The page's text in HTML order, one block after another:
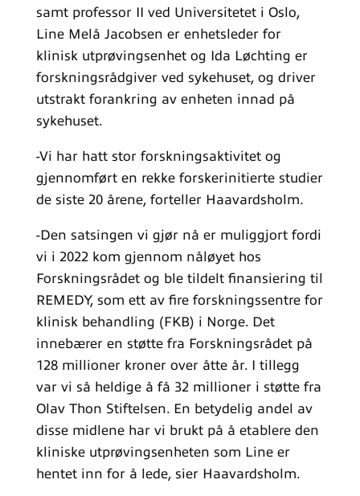
samt professor II ved Universitetet i Oslo,
Line Melå Jacobsen er enhetsleder for
klinisk utprøvingsenhet og Ida Løchting er
forskningsrådgiver ved sykehuset, og driver
utstrakt forankring av enheten innad på
sykehuset.
-Vi har hatt stor forskningsaktivitet og
gjennomført en rekke forskerinitierte studier
de siste 20 årene, forteller Haavardsholm.
-Den satsingen vi gjør nå er muliggjort fordi
vi i 2022 kom gjennom nåløyet hos
Forskningsrådet og ble tildelt finansiering til
REMEDY, som ett av fire forskningssentre for
klinisk behandling (FKB) i Norge. Det
innebærer en støtte fra Forskningsrådet på
128 millioner kroner over åtte år. I tillegg
var vi så heldige å få 32 millioner i støtte fra
Olav Thon Stiftelsen. En betydelig andel av
disse midlene har vi brukt på å etablere den
kliniske utprøvingsenheten som Line er
hentet inn for å lede, sier Haavardsholm.